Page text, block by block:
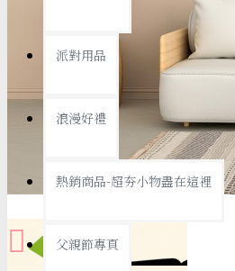
置物架/收納櫃
銅板精選
派對用品
浪漫好禮
熱銷商品-超夯小物盡在這裡
父親節專頁